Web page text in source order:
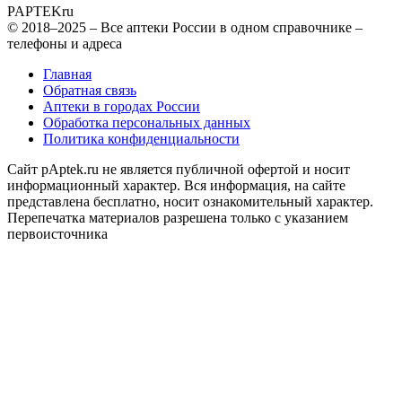
PAPTEKru
© 2018–2025 – Все аптеки России в одном справочнике –
телефоны и адреса
Главная
Обратная связь
Аптеки в городах России
Обработка персональных данных
Политика конфиденциальности
Сайт pAptek.ru не является публичной офертой и носит
информационный характер. Вся информация, на сайте
представлена бесплатно, носит ознакомительный характер.
Перепечатка материалов разрешена только с указанием
первоисточника